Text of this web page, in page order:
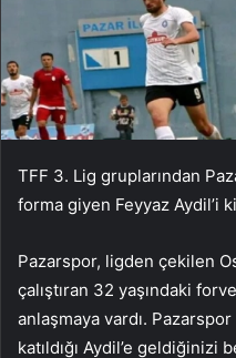
TFF 3. Lig gruplarından
forma giyen Feyyaz Aydil’i
Pazarspor, ligden çekilen
çalıştıran 32 yaşındaki
anlaşmaya vardı.
katıldığı Aydil’e